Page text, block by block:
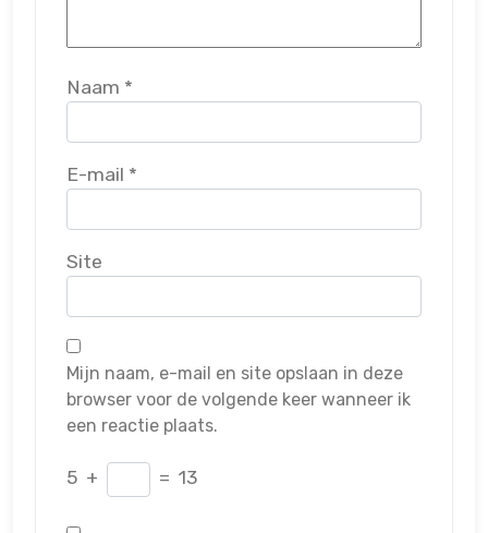
Naam *
E-mail *
Site
Mijn naam, e-mail en site opslaan in deze
browser voor de volgende keer wanneer ik
een reactie plaats.
5 + = 13